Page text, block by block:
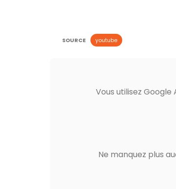
SOURCE youtube
Vous utilisez
Ne manquez plus